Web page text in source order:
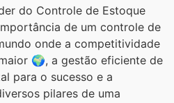
do Controle de Estoque
de um controle de
onde a competitividade
🌍, a gestão eficiente de
para o sucesso e a
pilares de uma